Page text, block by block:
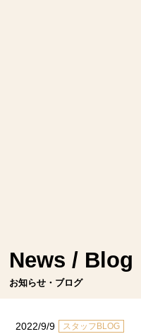
News / Blog
お知らせ・ブログ
2022/9/9 スタッフBLOG